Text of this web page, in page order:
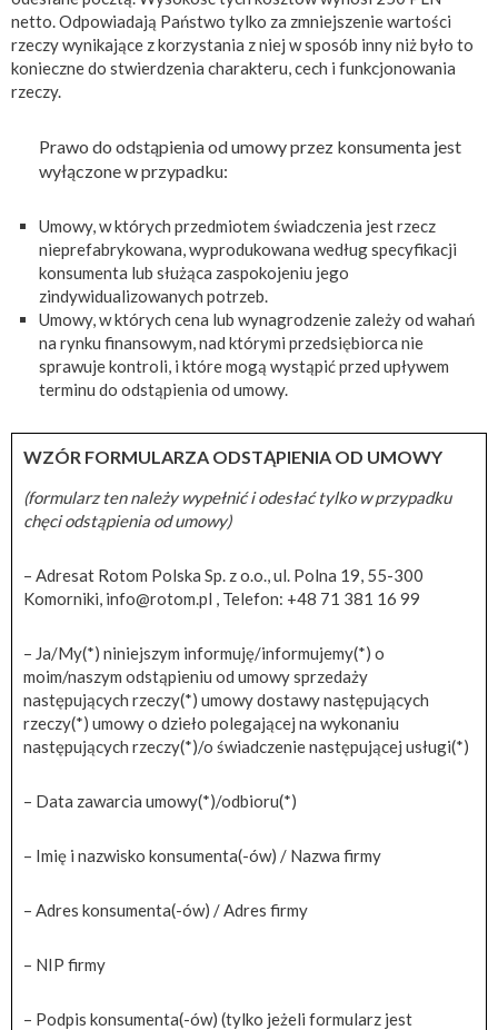
netto. Odpowiadają Państwo tylko za zmniejszenie wartości
rzeczy wynikające z korzystania z niej w sposób inny niż było to
konieczne do stwierdzenia charakteru, cech i funkcjonowania
rzeczy.
Prawo do odstąpienia od umowy przez konsumenta jest
wyłączone w przypadku:
Umowy, w których przedmiotem świadczenia jest rzecz
nieprefabrykowana, wyprodukowana według specyfikacji
konsumenta lub służąca zaspokojeniu jego
zindywidualizowanych potrzeb.
Umowy, w których cena lub wynagrodzenie zależy od wahań
na rynku finansowym, nad którymi przedsiębiorca nie
sprawuje kontroli, i które mogą wystąpić przed upływem
terminu do odstąpienia od umowy.
WZÓR FORMULARZA ODSTĄPIENIA OD UMOWY
(formularz ten należy wypełnić i odesłać tylko w przypadku
chęci odstąpienia od umowy)
– Adresat Rotom Polska Sp. z o.o., ul. Polna 19, 55-300
Komorniki, info@rotom.pl , Telefon: +48 71 381 16 99
– Ja/My(*) niniejszym informuję/informujemy(*) o
moim/naszym odstąpieniu od umowy sprzedaży
następujących rzeczy(*) umowy dostawy następujących
rzeczy(*) umowy o dzieło polegającej na wykonaniu
następujących rzeczy(*)/o świadczenie następującej usługi(*)
– Data zawarcia umowy(*)/odbioru(*)
– Imię i nazwisko konsumenta(-ów) / Nazwa firmy
– Adres konsumenta(-ów) / Adres firmy
– NIP firmy
– Podpis konsumenta(-ów) (tylko jeżeli formularz jest